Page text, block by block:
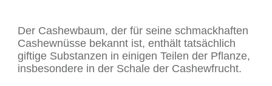
Der Cashewbaum, der für seine schmackhaften
Cashewnüsse bekannt ist, enthält tatsächlich
giftige Substanzen in einigen Teilen der Pflanze,
insbesondere in der Schale der Cashewfrucht.